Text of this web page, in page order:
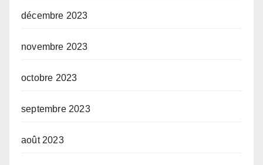
décembre 2023
novembre 2023
octobre 2023
septembre 2023
août 2023